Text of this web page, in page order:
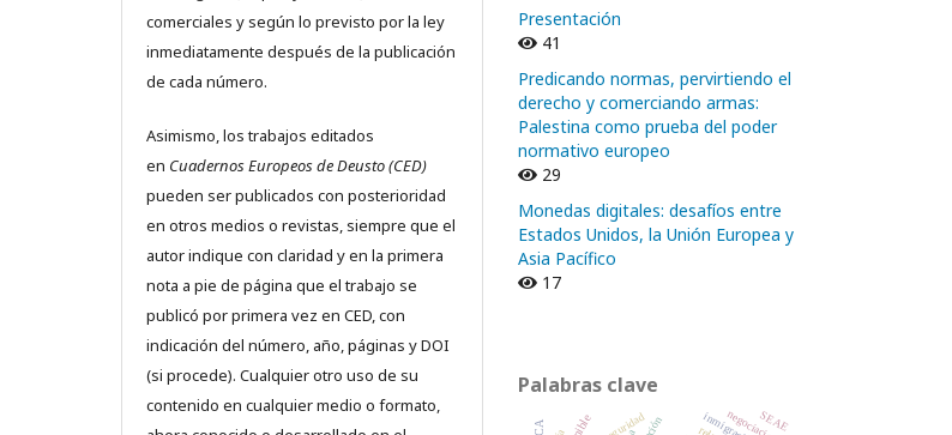
comerciales y según lo previsto por la ley
inmediatamente después de la publicación
de cada número.
Asimismo, los trabajos editados
en Cuadernos Europeos de Deusto (CED)
pueden ser publicados con posterioridad
en otros medios o revistas, siempre que el
autor indique con claridad y en la primera
nota a pie de página que el trabajo se
publicó por primera vez en CED, con
indicación del número, año, páginas y DOI
(si procede). Cualquier otro uso de su
contenido en cualquier medio o formato,
Presentación
41
Predicando normas, pervirtiendo el
derecho y comerciando armas:
Palestina como prueba del poder
normativo europeo
29
Monedas digitales: desafíos entre
Estados Unidos, la Unión Europea y
Asia Pacífico
17
Palabras clave
SEAE